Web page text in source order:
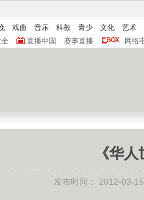
戏曲 音乐 科教 青少 文化
艺术
直播中国 赛事直播 网络
《华
发布时间： 2012-03-